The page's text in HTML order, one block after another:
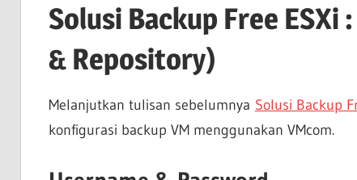
Solusi Backup Free
& Repository)
Melanjutkan tulisan sebelumnya Solusi Backup
konfigurasi backup VM menggunakan VMcom.